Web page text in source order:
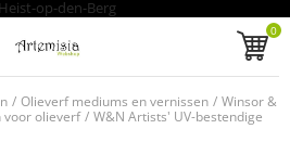
0
/ Olieverf mediums en vernissen / Winsor &
voor olieverf / W&N Artists' UV-bestendige